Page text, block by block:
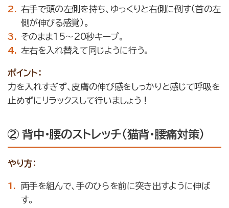
右手で頭の左側を持ち、ゆっくりと右側に倒す（首の左
側が伸びる感覚）。
そのまま15〜20秒キープ。
左右を入れ替えて同じように行う。
ポイント：
力を入れすぎず、皮膚の伸び感をしっかりと感じて呼吸を
止めずにリラックスして行いましょう！
② 背中・腰のストレッチ（猫背・腰痛対策）
やり方：
両手を組んで、手のひらを前に突き出すように伸ば
す。